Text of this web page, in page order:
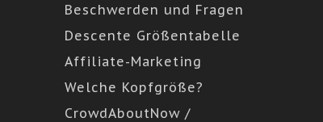
Beschwerden und Fragen
Descente Größentabelle
Affiliate-Marketing
Welche Kopfgröße?
CrowdAboutNow /